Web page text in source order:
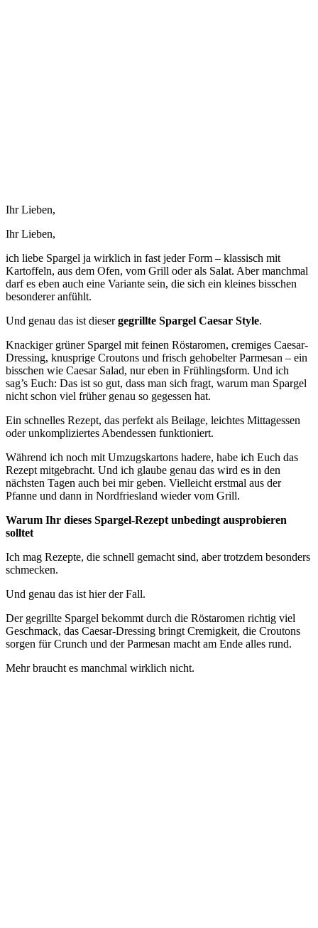
Ihr Lieben,
Ihr Lieben,
ich liebe Spargel ja wirklich in fast jeder Form – klassisch mit
Kartoffeln, aus dem Ofen, vom Grill oder als Salat. Aber manchmal
darf es eben auch eine Variante sein, die sich ein kleines bisschen
besonderer anfühlt.
Und genau das ist diesergegrillte Spargel Caesar Style.
Knackiger grüner Spargel mit feinen Röstaromen, cremiges Caesar-
Dressing, knusprige Croutons und frisch gehobelter Parmesan – ein
bisschen wie Caesar Salad, nur eben in Frühlingsform. Und ich
sag’s Euch: Das ist so gut, dass man sich fragt, warum man Spargel
nicht schon viel früher genau so gegessen hat.
Ein schnelles Rezept, das perfekt als Beilage, leichtes Mittagessen
oder unkompliziertes Abendessen funktioniert.
Während ich noch mit Umzugskartons hadere, habe ich Euch das
Rezept mitgebracht. Und ich glaube genau das wird es in den
nächsten Tagen auch bei mir geben. Vielleicht erstmal aus der
Pfanne und dann in Nordfriesland wieder vom Grill.
Warum Ihr dieses Spargel-Rezept unbedingt ausprobieren
solltet
Ich mag Rezepte, die schnell gemacht sind, aber trotzdem besonders
schmecken.
Und genau das ist hier der Fall.
Der gegrillte Spargel bekommt durch die Röstaromen richtig viel
Geschmack, das Caesar-Dressing bringt Cremigkeit, die Croutons
sorgen für Crunch und der Parmesan macht am Ende alles rund.
Mehr braucht es manchmal wirklich nicht.